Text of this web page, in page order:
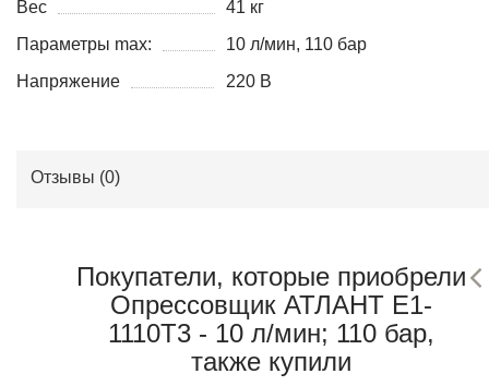
Вес
41 кг
Параметры max:
10 л/мин, 110 бар
Напряжение
220 В
Отзывы (0)
Покупатели, которые приобрели
Опрессовщик АТЛАНТ Е1-
1110Т3 - 10 л/мин; 110 бар,
также купили